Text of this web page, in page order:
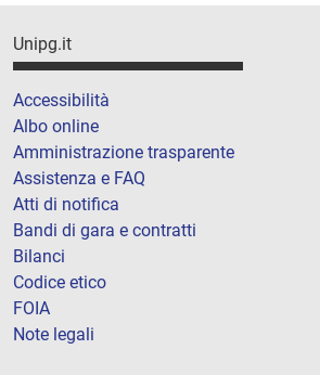
Unipg.it
Accessibilità
Albo online
Amministrazione trasparente
Assistenza e FAQ
Atti di notifica
Bandi di gara e contratti
Bilanci
Codice etico
FOIA
Note legali